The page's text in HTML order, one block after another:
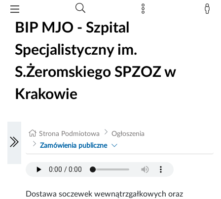
BIP MJO - Szpital
Specjalistyczny im.
S.Żeromskiego SPZOZ w
Krakowie
Strona Podmiotowa
Ogłoszenia
Zamówienia publiczne
Dostawa soczewek wewnątrzgałkowych oraz